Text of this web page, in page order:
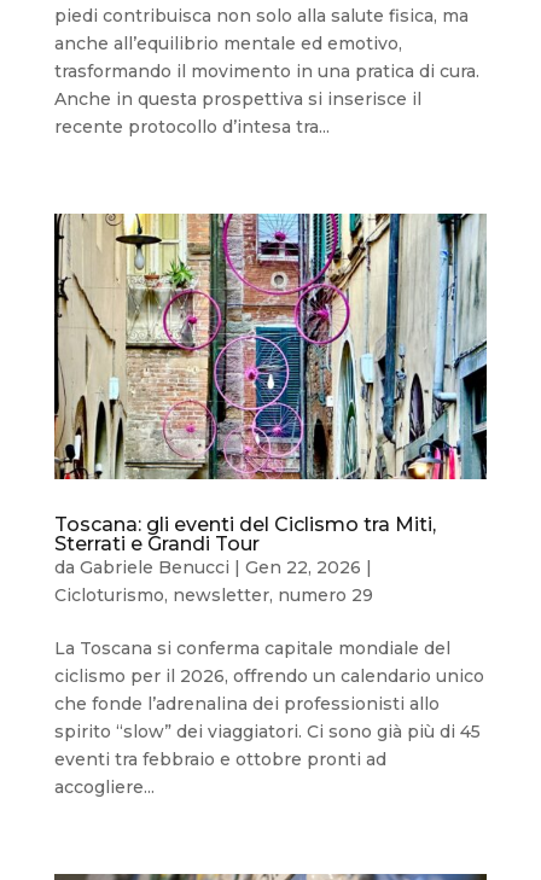
piedi contribuisca non solo alla salute fisica, ma
anche all’equilibrio mentale ed emotivo,
trasformando il movimento in una pratica di cura.
Anche in questa prospettiva si inserisce il
recente protocollo d’intesa tra...
Toscana: gli eventi del Ciclismo tra Miti,
Sterrati e Grandi Tour
da Gabriele Benucci | Gen 22, 2026 |
Cicloturismo, newsletter, numero 29
La Toscana si conferma capitale mondiale del
ciclismo per il 2026, offrendo un calendario unico
che fonde l’adrenalina dei professionisti allo
spirito “slow” dei viaggiatori. Ci sono già più di 45
eventi tra febbraio e ottobre pronti ad
accogliere...